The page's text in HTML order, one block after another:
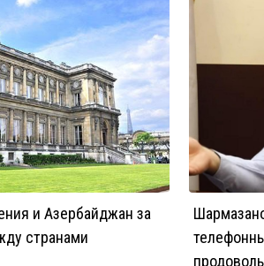
и Азербайджан за
странами